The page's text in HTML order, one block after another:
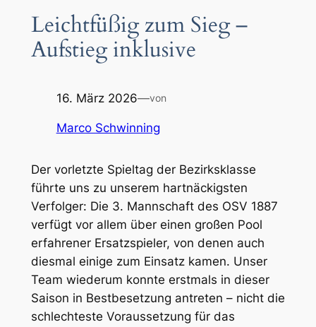
Leichtfüßig zum Sieg –
Aufstieg inklusive
16. März 2026—von
Marco Schwinning
Der vorletzte Spieltag der Bezirksklasse
führte uns zu unserem hartnäckigsten
Verfolger: Die 3. Mannschaft des OSV 1887
verfügt vor allem über einen großen Pool
erfahrener Ersatzspieler, von denen auch
diesmal einige zum Einsatz kamen. Unser
Team wiederum konnte erstmals in dieser
Saison in Bestbesetzung antreten – nicht die
schlechteste Voraussetzung für das